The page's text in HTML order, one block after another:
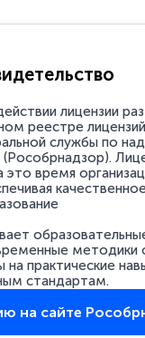
лицензии
реестре
службы по
это время
методики
практические
стандартам.
на сайте